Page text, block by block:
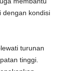
dengan kondisi
turunan
tinggi.